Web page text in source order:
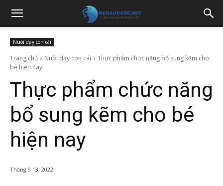
Nuôi dạy con cái
Trang chủ Nuôi dạy con cái
Thực phẩm chức năng bổ sung kẽm cho
bé hiện nay
Thực phẩm chức năng
bổ sung kẽm cho bé
hiện nay
Tháng 9 13, 2022